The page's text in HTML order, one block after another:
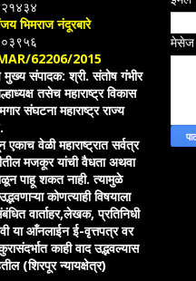
भिमराज नंदूरबारे
62206/2015
संपादक: श्री. संतोष गंभीर
तसेच महाराष्ट्र विकास
संघटना महाराष्ट्र राज्य
वेळी महाराष्ट्रात सर्वत्र
मजकूर यांची वैधता अथवा
पाहू शकत नाही. त्यामुळे
कोणत्याही विषयाला
वार्ताहर,लेखक, प्रतिनिधी
या आँनलाईन ई-वृत्तपत्र वर
काही वाद उद्भवल्यास
(शिरपूर न्यायक्षेत्र)